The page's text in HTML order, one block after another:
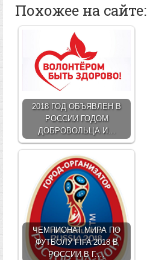
Похожее на сайте:
2018 ГОД ОБЪЯВЛЕН В
РОССИИ ГОДОМ
ДОБРОВОЛЬЦА И…
ЧЕМПИОНАТ МИРА ПО
ФУТБОЛУ FIFA 2018 В
РОССИИ В Г.…